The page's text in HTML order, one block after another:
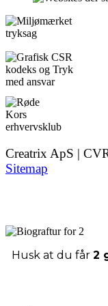
Creatrix ApS |
Sitemap
Husk at du får 2